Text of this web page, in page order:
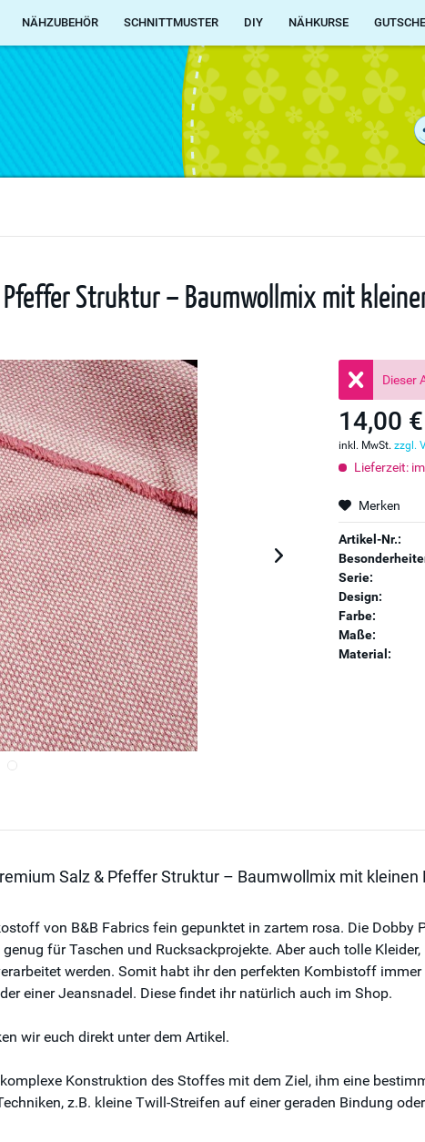
NÄHZUBEHÖR SCHNITTMUSTER DIY NÄHKURSE
Pfeffer Struktur – Baumwollmix mit
Dieser
14,00 €
inkl. MwSt.zzgl.
Lieferzeit:
Merken
Artikel-Nr.:
Serie:
Design:
Farbe:
Maße:
Material:
Salz & Pfeffer Struktur – Baumwollmix mit kleinen
von B&B Fabrics fein gepunktet in zartem rosa. Die Dobby
für Taschen und Rucksackprojekte. Aber auch tolle
werden. Somit habt ihr den perfekten Kombistoff
einer Jeansnadel. Diese findet ihr natürlich auch im Shop.
wir euch direkt unter dem Artikel.
Konstruktion des Stoffes mit dem Ziel, ihm eine
z.B. kleine Twill-Streifen auf einer geraden Bindung